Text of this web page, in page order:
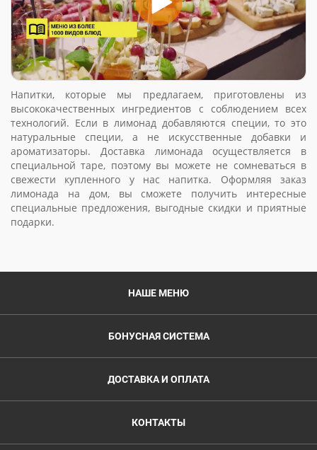
Напитки, которые мы предлагаем, приготовлены из
высококачественных ингредиентов с соблюдением всех
технологий. Если в лимонад добавляются специи, то это
натуральные специи, а не искусственные добавки и
ароматизаторы. Доставка лимонада осуществляется в
специальной таре, поэтому вы можете не сомневаться в
свежести купленного у нас напитка. Оформляя заказ
лимонада на дом, вы сможете получить интересные
специальные предложения, выгодные скидки и приятные
подарки.
НАШЕ МЕНЮ
БОНУСНАЯ СИСТЕМА
ДОСТАВКА И ОПЛАТА
КОНТАКТЫ